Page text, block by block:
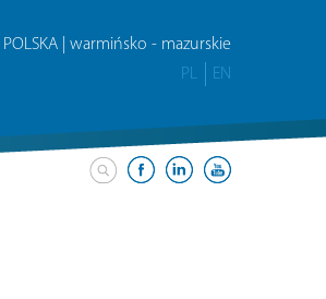
POLSKA | warmińsko - mazurskie
PL
EN